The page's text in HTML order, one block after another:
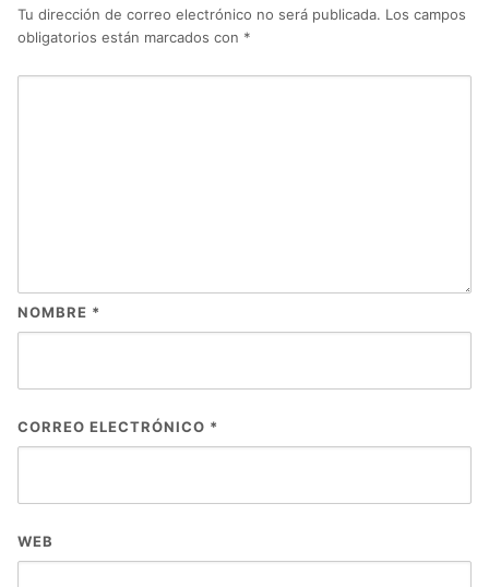
Tu dirección de correo electrónico no será publicada. Los campos
obligatorios están marcados con *
NOMBRE *
CORREO ELECTRÓNICO *
WEB